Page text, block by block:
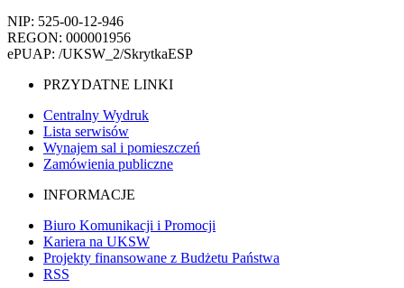
NIP: 525-00-12-946
REGON: 000001956
ePUAP: /UKSW_2/SkrytkaESP
PRZYDATNE LINKI
Centralny Wydruk
Lista serwisów
Wynajem sal i pomieszczeń
Zamówienia publiczne
INFORMACJE
Biuro Komunikacji i Promocji
Kariera na UKSW
Projekty finansowane z Budżetu Państwa
RSS